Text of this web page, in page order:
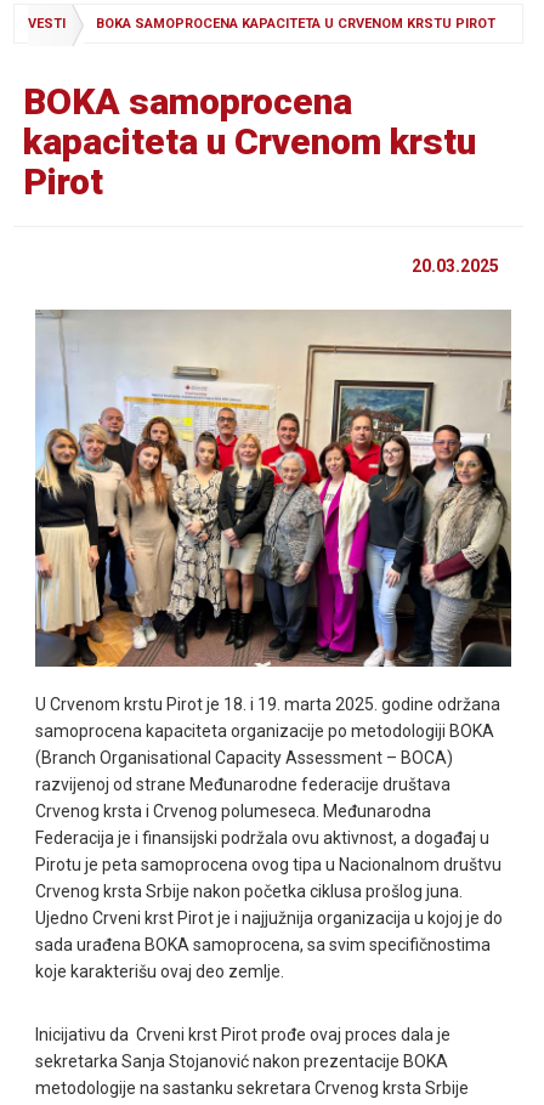
VESTI BOKA SAMOPROCENA KAPACITETA U CRVENOM KRSTU PIROT
BOKA samoprocena
kapaciteta u Crvenom krstu
Pirot
20.03.2025
U Crvenom krstu Pirot je 18. i 19. marta 2025. godine održana
samoprocena kapaciteta organizacije po metodologiji BOKA
(Branch Organisational Capacity Assessment – BOCA)
razvijenoj od strane Međunarodne federacije društava
Crvenog krsta i Crvenog polumeseca. Međunarodna
Federacija je i finansijski podržala ovu aktivnost, a događaj u
Pirotu je peta samoprocena ovog tipa u Nacionalnom društvu
Crvenog krsta Srbije nakon početka ciklusa prošlog juna.
Ujedno Crveni krst Pirot je i najjužnija organizacija u kojoj je do
sada urađena BOKA samoprocena, sa svim specifičnostima
koje karakterišu ovaj deo zemlje.
Inicijativu da Crveni krst Pirot prođe ovaj proces dala je
sekretarka Sanja Stojanović nakon prezentacije BOKA
metodologije na sastanku sekretara Crvenog krsta Srbije